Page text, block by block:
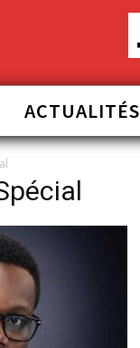
ACTUALITÉS